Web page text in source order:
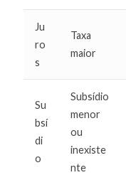
Ju
ro
s
Taxa
maior
Su
bsí
di
o
Subsídio
menor
ou
inexiste
nte